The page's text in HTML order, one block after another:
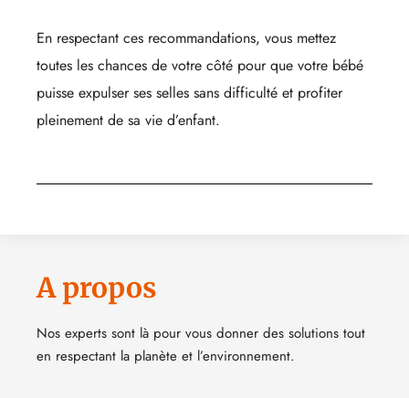
En respectant ces recommandations, vous mettez
toutes les chances de votre côté pour que votre bébé
puisse expulser ses selles sans difficulté et profiter
pleinement de sa vie d’enfant.
A propos
Nos experts sont là pour vous donner des solutions tout
en respectant la planète et l’environnement.